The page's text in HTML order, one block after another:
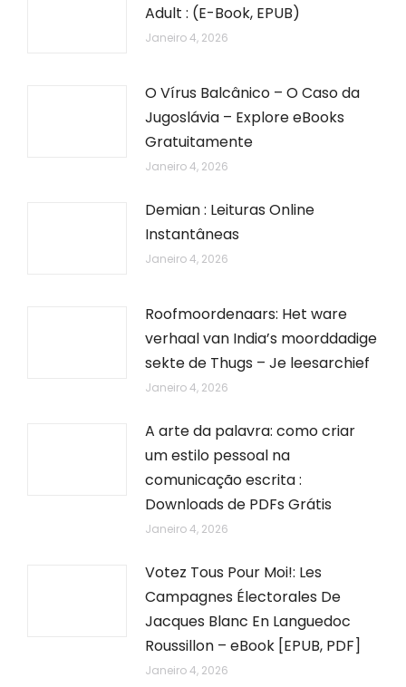
Adult : (E-Book, EPUB)
Janeiro 4, 2026
O Vírus Balcânico – O Caso da
Jugoslávia – Explore eBooks
Gratuitamente
Janeiro 4, 2026
Demian : Leituras Online
Instantâneas
Janeiro 4, 2026
Roofmoordenaars: Het ware
verhaal van India’s moorddadige
sekte de Thugs – Je leesarchief
Janeiro 4, 2026
A arte da palavra: como criar
um estilo pessoal na
comunicação escrita :
Downloads de PDFs Grátis
Janeiro 4, 2026
Votez Tous Pour Moi!: Les
Campagnes Électorales De
Jacques Blanc En Languedoc
Roussillon – eBook [EPUB, PDF]
Janeiro 4, 2026